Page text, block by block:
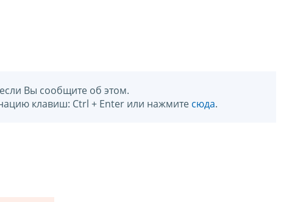
Вы сообщите об этом.
клавиш: Ctrl + Enter или нажмите сюда.